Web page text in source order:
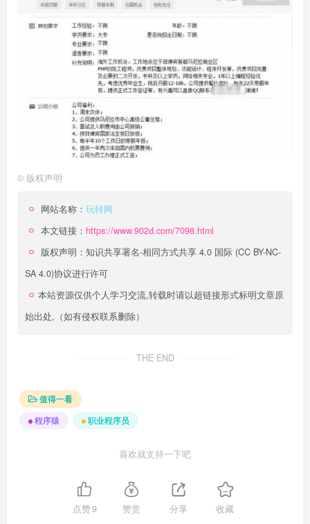
© 版权声明
网站名称： 玩转网
本文链接： https://www.902d.com/7098.html
版权声明： 知识共享署名-相同方式共享 4.0 国际 (CC BY-NC-
SA 4.0)协议进行许可
本站资源仅供个人学习交流,转载时请以超链接形式标明文章原
始出处,（如有侵权联系删除）
THE END
值得一看
程序猿
职业程序员
喜欢就支持一下吧
点赞9 赞赏 分享 收藏